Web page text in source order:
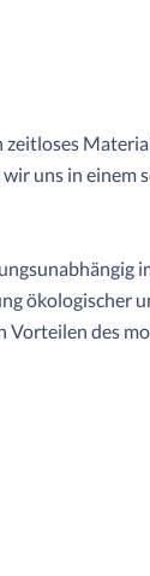
uns in einem
ökologischer
des